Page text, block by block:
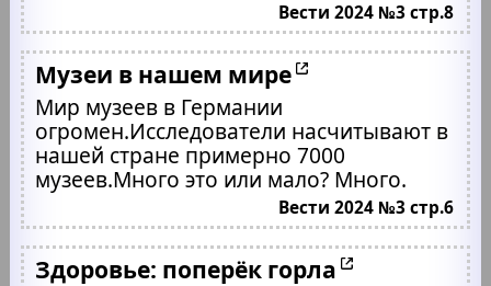
Вести 2024 №3 стр.8
Музеи в нашем мире
Мир музеев в Германии
огромен.Исследователи насчитывают в
нашей стране примерно 7000
музеев.Много это или мало? Много.
Вести 2024 №3 стр.6
Здоровье: поперёк горла